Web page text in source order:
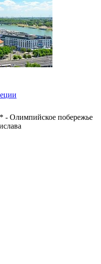
- Олимпийское побережье